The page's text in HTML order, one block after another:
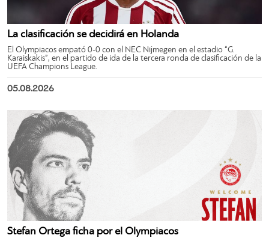
La clasificación se decidirá en Holanda
El Olympiacos empató 0-0 con el NEC Nijmegen en el estadio “G.
Karaiskakis”, en el partido de ida de la tercera ronda de clasificación de la
UEFA Champions League.
05.08.2026
Stefan Ortega ficha por el Olympiacos